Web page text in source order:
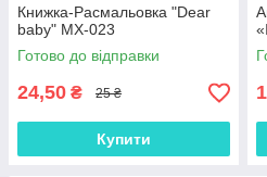
Книжка-Расмальовка "Dear
baby" MX-023
Готово до відправки
24,50 ₴ 25 ₴
Купити